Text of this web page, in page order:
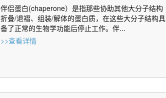
伴侣蛋白(chaperone）是指那些协助其他大分子结构
折叠/退褶、组装/解体的蛋白质，在这些大分子结构具
备了正常的生物学功能后停止工作。伴...
>>查看详情